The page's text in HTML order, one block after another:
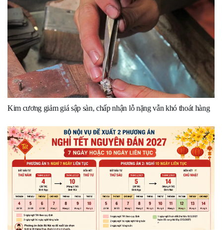
Kim cương giảm giá sập sàn, chấp nhận lỗ nặng vẫn khó thoát hàng